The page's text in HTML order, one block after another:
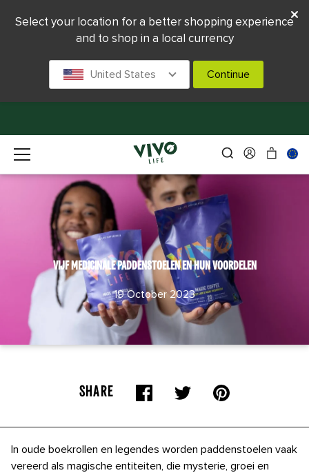
VIJF MEDICINALE PADDENSTOELEN EN HUN VOORDELEN
19 October 2023
SHARE
In oude boekrollen en legendes worden paddenstoelen vaak
vereerd als magische entiteiten, die mysterie, groei en
Select your location for a better shopping experience
and to shop in a local currency
United States Continue